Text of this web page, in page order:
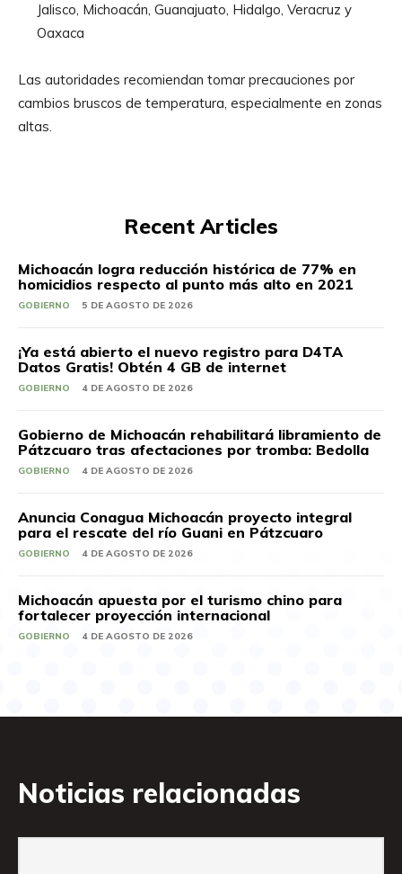
Jalisco, Michoacán, Guanajuato, Hidalgo, Veracruz y
Oaxaca
Las autoridades recomiendan tomar precauciones por
cambios bruscos de temperatura, especialmente en zonas
altas.
Recent Articles
Michoacán logra reducción histórica de 77% en
homicidios respecto al punto más alto en 2021
GOBIERNO 5 DE AGOSTO DE 2026
¡Ya está abierto el nuevo registro para D4TA
Datos Gratis! Obtén 4 GB de internet
GOBIERNO 4 DE AGOSTO DE 2026
Gobierno de Michoacán rehabilitará libramiento de
Pátzcuaro tras afectaciones por tromba: Bedolla
GOBIERNO 4 DE AGOSTO DE 2026
Anuncia Conagua Michoacán proyecto integral
para el rescate del río Guani en Pátzcuaro
GOBIERNO 4 DE AGOSTO DE 2026
Michoacán apuesta por el turismo chino para
fortalecer proyección internacional
GOBIERNO 4 DE AGOSTO DE 2026
Noticias relacionadas